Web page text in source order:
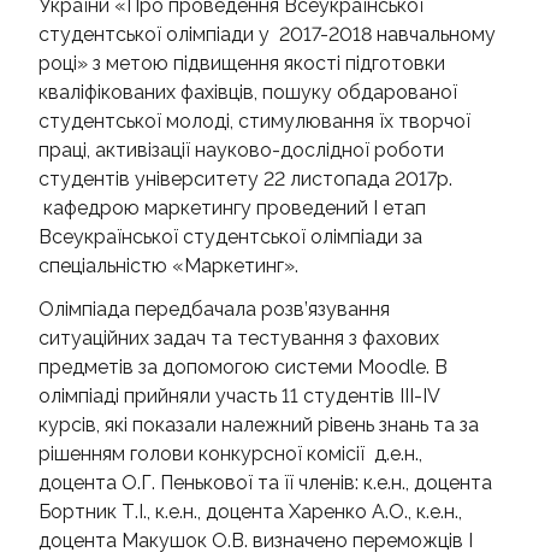
України «Про проведення Всеукраїнської
студентської олімпіади у 2017-2018 навчальному
році» з метою підвищення якості підготовки
кваліфікованих фахівців, пошуку обдарованої
студентської молоді, стимулювання їх творчої
праці, активізації науково-дослідної роботи
студентів університету 22 листопада 2017р.
кафедрою маркетингу проведений І етап
Всеукраїнської студентської олімпіади за
спеціальністю «Маркетинг».
Олімпіада передбачала розв’язування
ситуаційних задач та тестування з фахових
предметів за допомогою системи Moodle. В
олімпіаді прийняли участь 11 студентів ІІІ-ІV
курсів, які показали належний рівень знань та за
рішенням голови конкурсної комісії д.е.н.,
доцента О.Г. Пенькової та її членів: к.е.н., доцента
Бортник Т.І., к.е.н., доцента Харенко А.О., к.е.н.,
доцента Макушок О.В. визначено переможців І